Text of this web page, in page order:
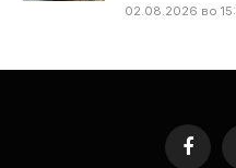
02.08.2026 во